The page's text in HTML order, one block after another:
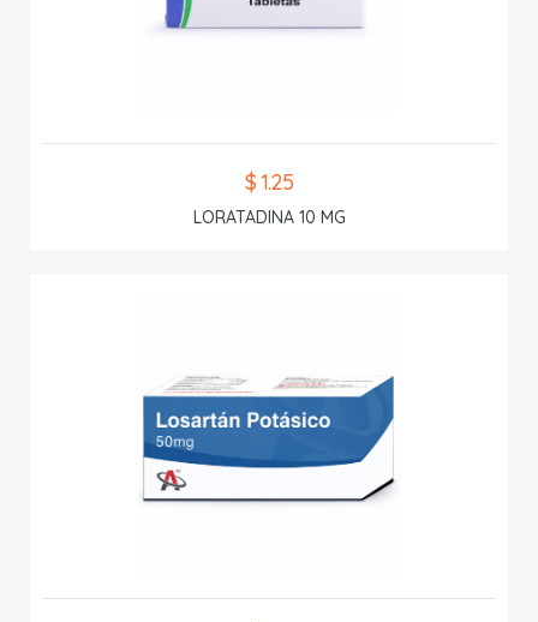
$ 1.25
LORATADINA 10 MG